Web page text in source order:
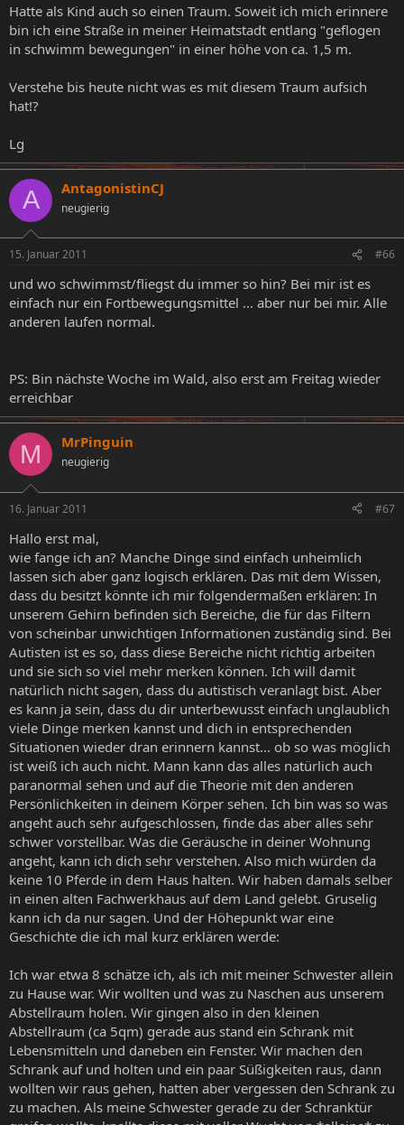
Hatte als Kind auch so einen Traum. Soweit ich mich erinnere
bin ich eine Straße in meiner Heimatstadt entlang "geflogen
in schwimm bewegungen" in einer höhe von ca. 1,5 m.
Verstehe bis heute nicht was es mit diesem Traum aufsich
hat!?
Lg
A AntagonistinCJ
neugierig
15. Januar 2011 #66
und wo schwimmst/fliegst du immer so hin? Bei mir ist es
einfach nur ein Fortbewegungsmittel ... aber nur bei mir. Alle
anderen laufen normal.
PS: Bin nächste Woche im Wald, also erst am Freitag wieder
erreichbar
M MrPinguin
neugierig
16. Januar 2011 #67
Hallo erst mal,
wie fange ich an? Manche Dinge sind einfach unheimlich
lassen sich aber ganz logisch erklären. Das mit dem Wissen,
dass du besitzt könnte ich mir folgendermaßen erklären: In
unserem Gehirn befinden sich Bereiche, die für das Filtern
von scheinbar unwichtigen Informationen zuständig sind. Bei
Autisten ist es so, dass diese Bereiche nicht richtig arbeiten
und sie sich so viel mehr merken können. Ich will damit
natürlich nicht sagen, dass du autistisch veranlagt bist. Aber
es kann ja sein, dass du dir unterbewusst einfach unglaublich
viele Dinge merken kannst und dich in entsprechenden
Situationen wieder dran erinnern kannst... ob so was möglich
ist weiß ich auch nicht. Mann kann das alles natürlich auch
paranormal sehen und auf die Theorie mit den anderen
Persönlichkeiten in deinem Körper sehen. Ich bin was so was
angeht auch sehr aufgeschlossen, finde das aber alles sehr
schwer vorstellbar. Was die Geräusche in deiner Wohnung
angeht, kann ich dich sehr verstehen. Also mich würden da
keine 10 Pferde in dem Haus halten. Wir haben damals selber
in einen alten Fachwerkhaus auf dem Land gelebt. Gruselig
kann ich da nur sagen. Und der Höhepunkt war eine
Geschichte die ich mal kurz erklären werde:
Ich war etwa 8 schätze ich, als ich mit meiner Schwester allein
zu Hause war. Wir wollten und was zu Naschen aus unserem
Abstellraum holen. Wir gingen also in den kleinen
Abstellraum (ca 5qm) gerade aus stand ein Schrank mit
Lebensmitteln und daneben ein Fenster. Wir machen den
Schrank auf und holten und ein paar Süßigkeiten raus, dann
wollten wir raus gehen, hatten aber vergessen den Schrank zu
zu machen. Als meine Schwester gerade zu der Schranktür